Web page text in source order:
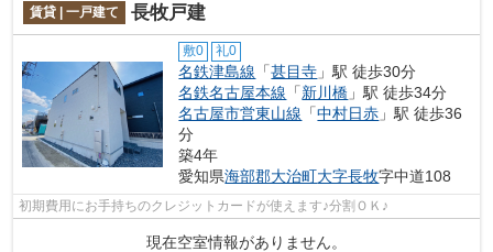
賃貸 | 一戸建て 長牧戸建
敷0 礼0
名鉄津島線 「甚目寺 」駅 徒歩30分
名鉄名古屋本線 「新川橋 」駅 徒歩34分
名古屋市営東山線 「中村日赤 」駅 徒歩36
分
築4年
愛知県海部郡大治町大字長牧字中道108
初期費用にお手持ちのクレジットカードが使えます♪分割ＯＫ♪
現在空室情報がありません。